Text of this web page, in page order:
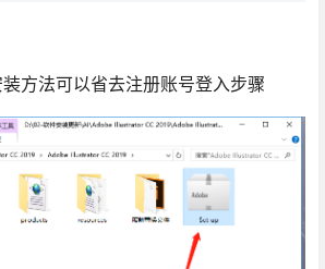
方法可以省去注册账号登入步骤